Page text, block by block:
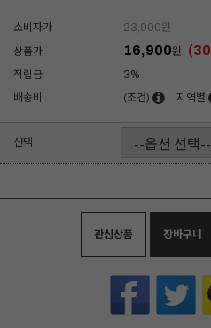
소비자가 23,900원
상품가
16,900원 (30
적립금
3%
배송비
(조건) 지역별
선택
관심상품 장바구니